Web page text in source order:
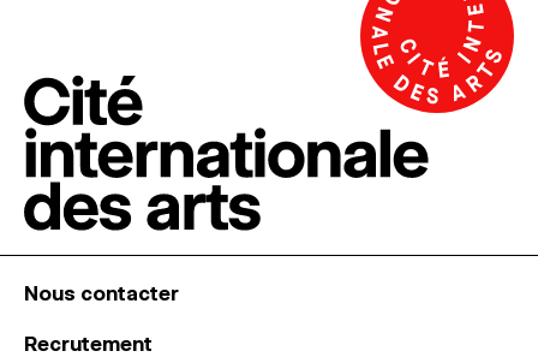
Nous contacter
Recrutement